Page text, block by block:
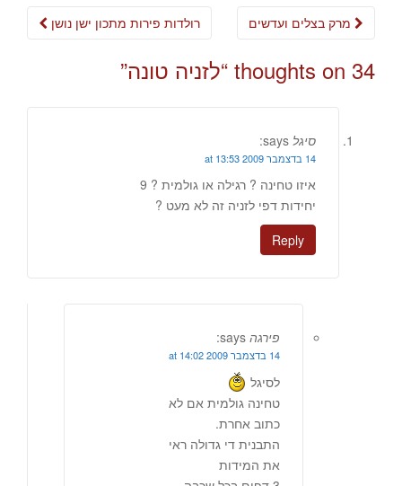
Post
רולדות פירות מתכון ישן נושן
34 thoughts on “ לזניה טונה”
סיגל says:
14 בדצמבר 2009 at 13:53
איזו טחינה ? רגילה או גולמית ? 9
יחידות דפי לזניה זה לא מעט ?
Reply
פירגה says:
14 בדצמבר 2009 at 14:02
לסיגל
טחינה גולמית אם לא
כתוב אחרת.
התבנית די גדולה ראי
את המידות